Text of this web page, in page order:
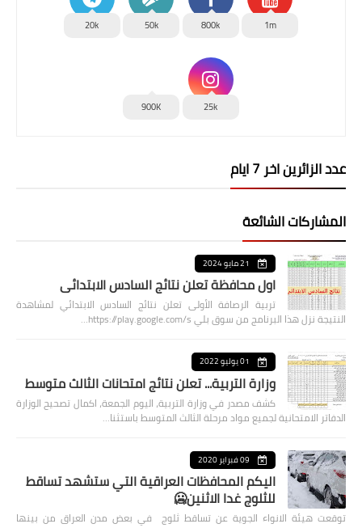
1m
800k
50k
20k
25k
900K
عدد الزائرين اخر 7 ايام
المشاركات الشائعة
21 مايو 2024
اول محافظة تعلن نتائج السادس الابتدائي
تربية الرصافة الأولى تعلن نتائج السادس الابتدائي لمشاهدة
النتيجة نزل هذا البرنامج من سوق بلي https://play.google.com/s…
01 يوليو 2022
وزارة التربية... تعلن نتائج امتحانات الثالث متوسط
كشف مصدر في وزارة التربية، اليوم الجمعة، اكمال تصحيح الوزارة
الدفاتر الامتحانية لجميع مواد مرحلة الثالث المتوسط باستثنا…
09 فبراير 2020
اليكم المحافظات العراقية التي ستشهد تساقط
للثلوج غدا الاثنين🥶
توقعت هيئة الانواء الجوية عن تساقط ثلوج في بعض مدن العراق من بينها